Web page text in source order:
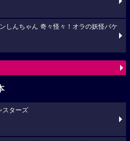
しんちゃん 奇々怪々！オラの妖怪バケ
スターズ